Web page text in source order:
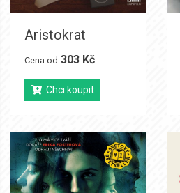
Aristokrat
Cena od 303 Kč
Chci koupit